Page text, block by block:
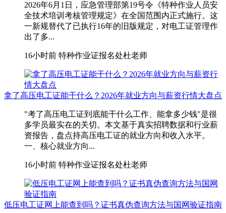
2026年6月1日，应急管理部第19号令《特种作业人员安
全技术培训考核管理规定》在全国范围内正式施行。这
一新规替代了已执行16年的旧版规定，对电工证管理作
出了多...
16小时前 特种作业证报名处杜老师
拿了高压电工证能干什么？2026年就业方向与薪资行情大盘点
"考了高压电工证到底能干什么工作、能拿多少钱"是很
多学员最实在的关切。本文基于真实招聘数据和行业薪
资报告，盘点持高压电工证的就业方向和收入水平。
一、核心就业方向...
16小时前 特种作业证报名处杜老师
低压电工证网上能查到吗？证书真伪查询方法与国网验证指南